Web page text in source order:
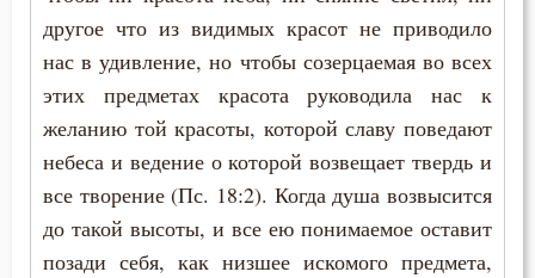
Зло
Искушение
Исповедник
другое что из видимых красот не приводило
нас в удивление, но чтобы созерцаемая во всех
этих предметах красота руководила нас к
желанию той красоты, которой славу поведают
небеса и ведение о которой возвещает твердь и
все творение (Пс. 18:2). Когда душа возвысится
до такой высоты, и все ею понимаемое оставит
позади себя, как низшее искомого предмета,